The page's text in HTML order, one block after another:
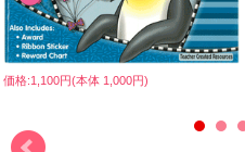
価格:1,100円(本体 1,000円)